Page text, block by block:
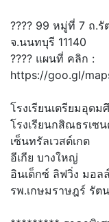
???? 99 หมู่ที่ 7 ถ.รั
จ.นนทบุรี 11140
???? แผนที่ คลิก :
https://goo.gl/
โรงเรียนเตรียมอุด
โรงเรียนกสิณธรเซน
เซ็นทรัลเวสต์เกต
อีเกีย บางใหญ่
อินเด็กซ์ ลิฟวิ่ง มอล
รพ.เกษมราษฎร์ รัต